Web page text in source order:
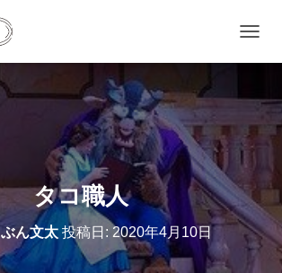
ビ
ー
シ
ン
を
り
替
え
タコ職人
ぶん文太投稿日: 2020年4月10日